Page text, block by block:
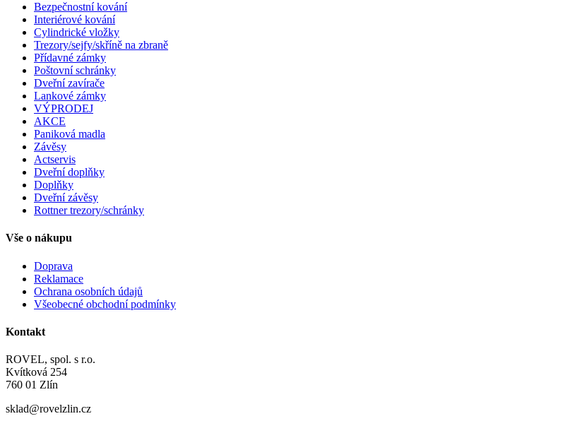
Bezpečnostní kování
Interiérové kování
Cylindrické vložky
Trezory/sejfy/skříně na zbraně
Přídavné zámky
Poštovní schránky
Dveřní zavírače
Lankové zámky
VÝPRODEJ
AKCE
Paniková madla
Závěsy
Actservis
Dveřní doplňky
Doplňky
Dveřní závěsy
Rottner trezory/schránky
Vše o nákupu
Doprava
Reklamace
Ochrana osobních údajů
Všeobecné obchodní podmínky
Kontakt
ROVEL, spol. s r.o.
Kvítková 254
760 01 Zlín
sklad@rovelzlin.cz